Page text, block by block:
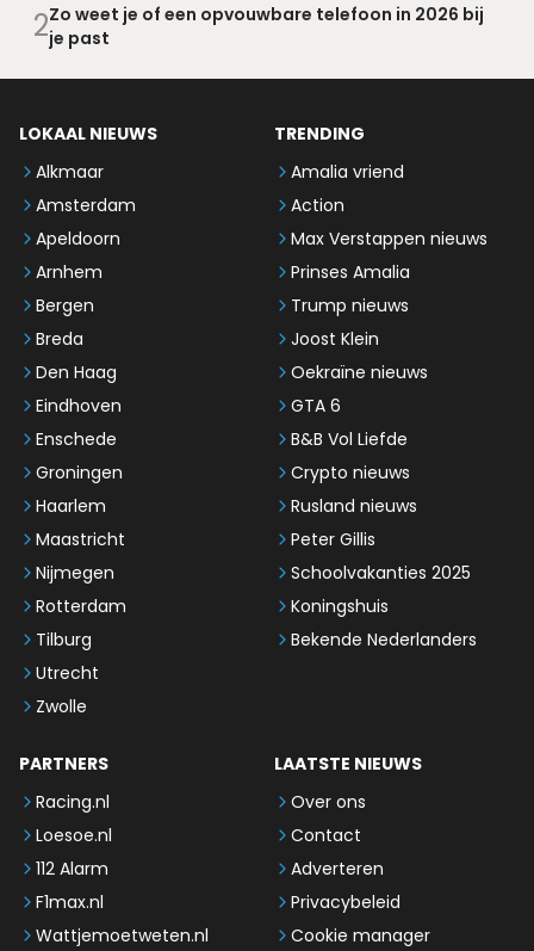
2Zo weet je of een opvouwbare telefoon in 2026 bij
je past
LOKAAL NIEUWS
Alkmaar
Amsterdam
Apeldoorn
Arnhem
Bergen
Breda
Den Haag
Eindhoven
Enschede
Groningen
Haarlem
Maastricht
Nijmegen
Rotterdam
Tilburg
Utrecht
Zwolle
TRENDING
Amalia vriend
Action
Max Verstappen nieuws
Prinses Amalia
Trump nieuws
Joost Klein
Oekraïne nieuws
GTA 6
B&B Vol Liefde
Crypto nieuws
Rusland nieuws
Peter Gillis
Schoolvakanties 2025
Koningshuis
Bekende Nederlanders
PARTNERS
Racing.nl
Loesoe.nl
112 Alarm
F1max.nl
Wattjemoetweten.nl
LAATSTE NIEUWS
Over ons
Contact
Adverteren
Privacybeleid
Cookie manager